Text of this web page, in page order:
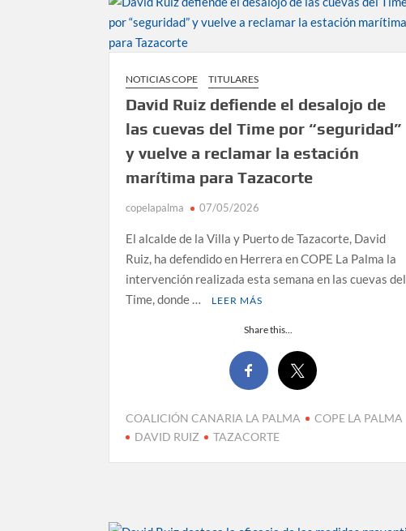
NOTICIAS COPE TITULARES
David Ruiz defiende el desalojo de
las cuevas del Time por “seguridad”
y vuelve a reclamar la estación
marítima para Tazacorte
copelapalma 07/05/2026
El alcalde de la Villa y Puerto de Tazacorte, David
Ruiz, ha defendido en Herrera en COPE La Palma la
intervención realizada esta semana en las cuevas del
Time, donde …
LEER MÁS
Share this...
COALICIÓN CANARIA LA PALMA
COPE LA PALMA
DAVID RUIZ
TAZACORTE